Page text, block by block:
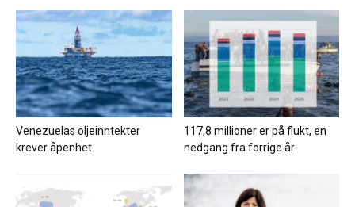
Venezuelas oljeinntekter
krever åpenhet
117,8 millioner er på flukt, en
nedgang fra forrige år